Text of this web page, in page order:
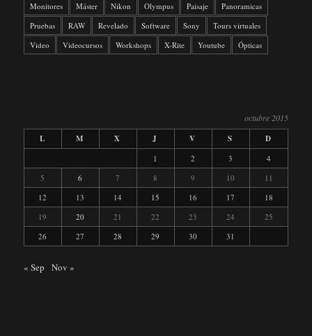
Monitores
Máster Nikon Olympus Paisaje
Panoramicas
Pruebas
RAW Revelado Software Sony
Tours virtuales
Video
Videocursos Workshops X-Rite Youtube Ópticas
octubre 2015
L
M X J V S D
1 2 3
4
5
6 7 8 9 10
11
12
13 14 15 16 17
18
19
20 21 22 23 24
25
26
27 28 29 30 31
« Sep Nov »